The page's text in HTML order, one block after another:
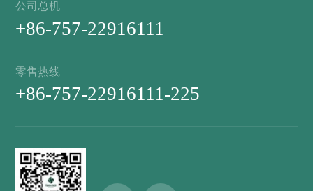
公司总机
+86-757-22916111
零售热线
+86-757-22916111-225